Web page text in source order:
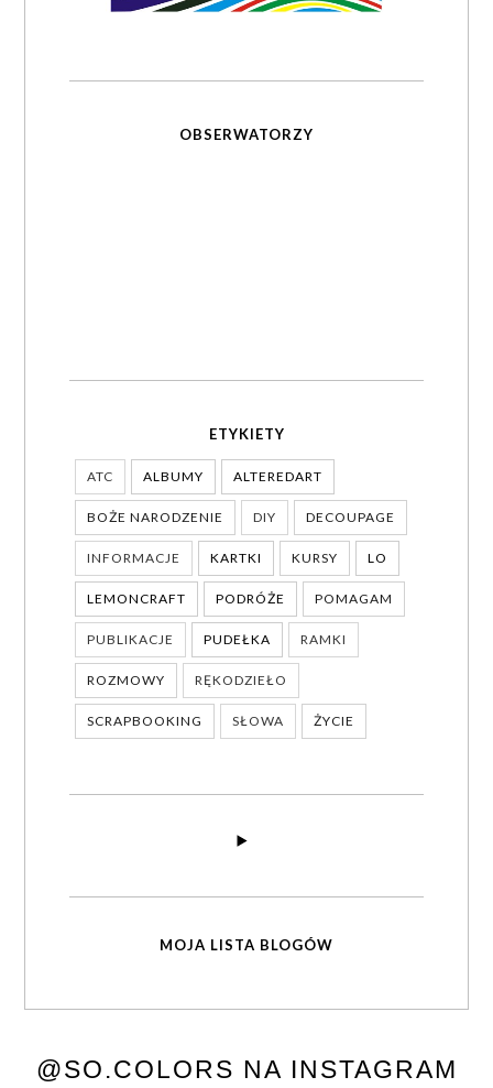
OBSERWATORZY
ETYKIETY
ATC ALBUMY ALTEREDART
BOŻE NARODZENIE DIY DECOUPAGE
INFORMACJE KARTKI KURSY LO
LEMONCRAFT PODRÓŻE POMAGAM
PUBLIKACJE PUDEŁKA RAMKI
ROZMOWY RĘKODZIEŁO
SCRAPBOOKING SŁOWA ŻYCIE
MOJA LISTA BLOGÓW
@SO.COLORS NA INSTAGRAM